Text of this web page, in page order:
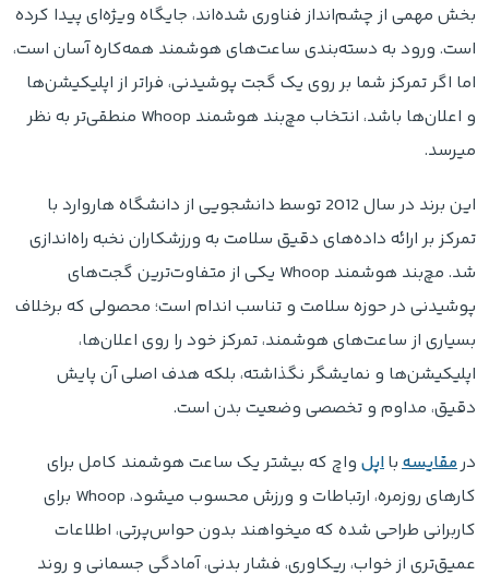
بخش مهمی از چشم‌انداز فناوری شده‌اند، جایگاه ویژه‌ای پیدا کرده
است. ورود به دسته‌بندی ساعت‌های هوشمند همه‌کاره آسان است،
اما اگر تمرکز شما بر روی یک گجت پوشیدنی، فراتر از اپلیکیشن‌ها
و اعلان‌ها باشد، انتخاب مچ‌بند هوشمند Whoop منطقی‌تر به نظر
میرسد.
این برند در سال 2012 توسط دانشجویی از دانشگاه هاروارد با
تمرکز بر ارائه داده‌های دقیق سلامت به ورزشکاران نخبه راه‌اندازی
شد. مچ‌بند هوشمند Whoop یکی از متفاوت‌ترین گجت‌های
پوشیدنی در حوزه سلامت و تناسب اندام است؛ محصولی که برخلاف
بسیاری از ساعت‌های هوشمند، تمرکز خود را روی اعلان‌ها،
اپلیکیشن‌ها و نمایشگر نگذاشته، بلکه هدف اصلی آن پایش
دقیق، مداوم و تخصصی وضعیت بدن است.
درمقایسهبااپل واچ که بیشتر یک ساعت هوشمند کامل برای
کارهای روزمره، ارتباطات و ورزش محسوب میشود، Whoop برای
کاربرانی طراحی شده که میخواهند بدون حواس‌پرتی، اطلاعات
عمیق‌تری از خواب، ریکاوری، فشار بدنی، آمادگی جسمانی و روند